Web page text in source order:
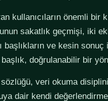
kullanıcıların önemli bir
sakatlık geçmişi, iki
başlıkların ve kesin
doğrulanabilir bir
veri okuma
dair kendi